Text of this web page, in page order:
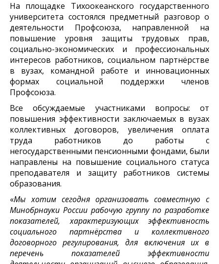
На площадке Тихоокеанского государственного
университета состоялся предметный разговор о
деятельности Профсоюза, направленной на
повышение уровня защиты трудовых прав,
социально-экономических и профессиональных
интересов работников, социальном партнёрстве
в вузах, командной работе и инновационных
формах социальной поддержки членов
Профсоюза.
Все обсуждаемые участниками вопросы: от
повышения эффективности заключаемых в вузах
коллективных договоров, увеличения оплата
труда работников до работы с
негосударственными пенсионными фондами, были
направлены на повышение социального статуса
преподавателя и защиту работников системы
образования.
«Мы хотим сегодня организовать совместную с
Минобрнауки России рабочую группу по разработке
показателей, характеризующих эффективность
социального партнёрства и коллективного
договорного регулирования, для включения их в
перечень показателей эффективности